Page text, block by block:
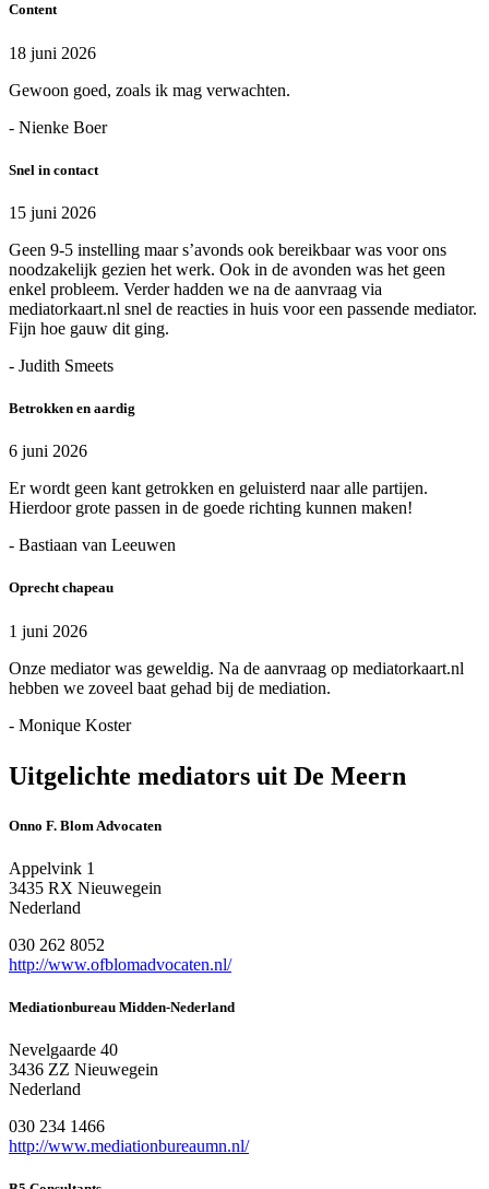
Content
18 juni 2026
Gewoon goed, zoals ik mag verwachten.
- Nienke Boer
Snel in contact
15 juni 2026
Geen 9-5 instelling maar s’avonds ook bereikbaar was voor ons
noodzakelijk gezien het werk. Ook in de avonden was het geen
enkel probleem. Verder hadden we na de aanvraag via
mediatorkaart.nl snel de reacties in huis voor een passende mediator.
Fijn hoe gauw dit ging.
- Judith Smeets
Betrokken en aardig
6 juni 2026
Er wordt geen kant getrokken en geluisterd naar alle partijen.
Hierdoor grote passen in de goede richting kunnen maken!
- Bastiaan van Leeuwen
Oprecht chapeau
1 juni 2026
Onze mediator was geweldig. Na de aanvraag op mediatorkaart.nl
hebben we zoveel baat gehad bij de mediation.
- Monique Koster
Uitgelichte mediators uit De Meern
Onno F. Blom Advocaten
Appelvink 1
3435 RX Nieuwegein
Nederland
030 262 8052
http://www.ofblomadvocaten.nl/
Mediationbureau Midden-Nederland
Nevelgaarde 40
3436 ZZ Nieuwegein
Nederland
030 234 1466
http://www.mediationbureaumn.nl/